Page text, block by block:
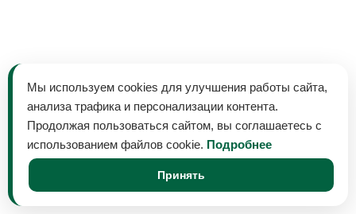
Мы используем cookies для улучшения работы сайта,
анализа трафика и персонализации контента.
Продолжая пользоваться сайтом, вы соглашаетесь с
использованием файлов cookie. Подробнее
Принять